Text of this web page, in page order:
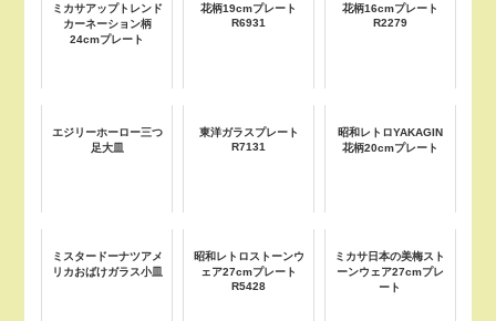
ミカサアップトレンド
カーネーション柄
24cmプレート
花柄19cmプレート
R6931
花柄16cmプレート
R2279
エジリーホーロー三つ
足大皿
東洋ガラスプレート
R7131
昭和レトロYAKAGIN
花柄20cmプレート
ミスタードーナツアメ
リカおばけガラス小皿
昭和レトロストーンウ
ェア27cmプレート
R5428
ミカサ日本の美梅スト
ーンウェア27cmプレ
ート